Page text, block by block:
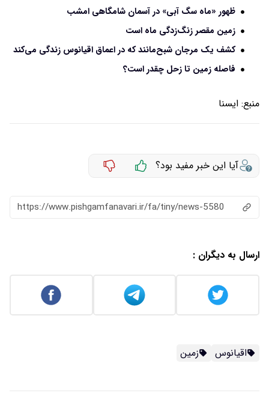
ظهور «ماه سگ آبی» در آسمان شامگاهی امشب
زمین مقصر زنگ‌زدگی ماه است
کشف یک مرجان شبح‌مانند که در اعماق اقیانوس زندگی می‌کند
فاصله زمین تا زحل چقدر است؟
منبع: ايسنا
آیا این خبر مفید بود؟
https://www.pishgamfanavari.ir/fa/tiny/news-5580
ارسال به دیگران :
اقیانوس زمین